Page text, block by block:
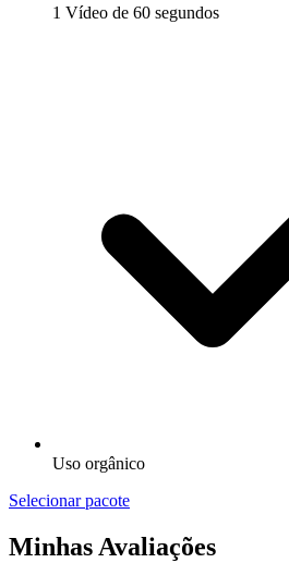
1 Vídeo de 60 segundos
Uso orgânico
Selecionar pacote
Minhas Avaliações